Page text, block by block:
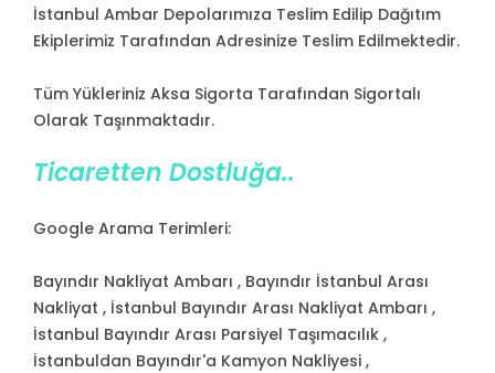
İstanbul Ambar Depolarımıza Teslim Edilip Dağıtım
Ekiplerimiz Tarafından Adresinize Teslim Edilmektedir.
Tüm Yükleriniz Aksa Sigorta Tarafından Sigortalı
Olarak Taşınmaktadır.
Ticaretten Dostluğa..
Google Arama Terimleri:
Bayındır Nakliyat Ambarı , Bayındır İstanbul Arası
Nakliyat , İstanbul Bayındır Arası Nakliyat Ambarı ,
İstanbul Bayındır Arası Parsiyel Taşımacılık ,
İstanbuldan Bayındır'a Kamyon Nakliyesi ,